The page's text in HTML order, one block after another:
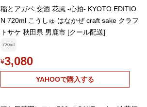
稲とアガベ 交酒 花風 -心拍- KYOTO EDITIO
N 720ml こうしゅ はなかぜ craft sake クラフ
トサケ 秋田県 男鹿市 [クール配送]
720ml
¥3,080
YAHOOで購入する